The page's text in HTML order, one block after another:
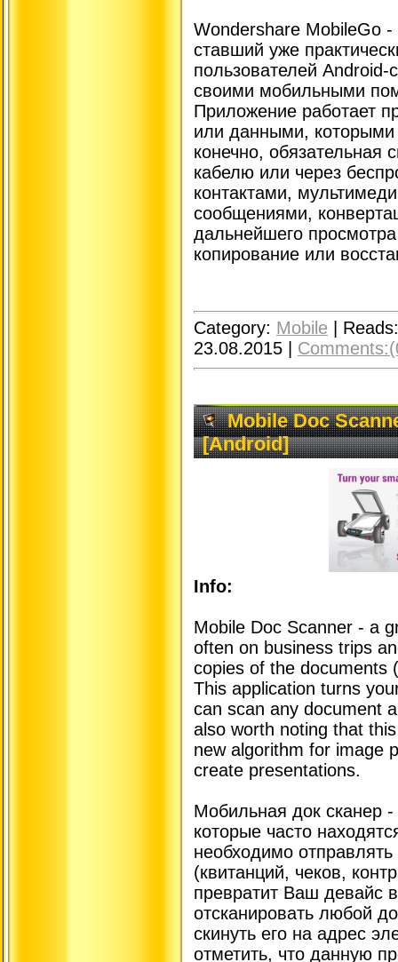
Wondershare MobileGo -
ставший уже
пользователей
своими мобильными
Приложение работает
или данными, которыми
конечно, обязательная
кабелю или через
контактами,
сообщениями,
дальнейшего
копирование или
Category: Mobile
Reads:
23.08.2015
Mobile Doc
[Android]
Info:
Mobile Doc Scanner - a
often on business trips
copies of the documents
This application turns
can scan any document
also worth noting that
new algorithm for image
create presentations.
Мобильная док сканер
которые часто
необходимо
(квитанций, чеков,
превратит Ваш девайс
отсканировать любой
скинуть его на адрес
отметить, что данную